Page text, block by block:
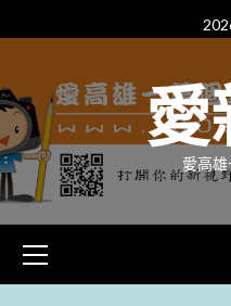
to
愛
愛高
Menu